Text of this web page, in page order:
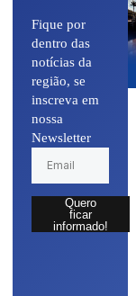
Fique por
dentro das
notícias da
região, se
inscreva em
nossa
Newsletter
Quero
ficar
informado!